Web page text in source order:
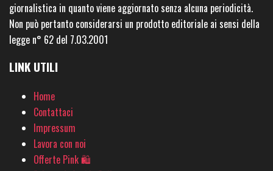
giornalistica in quanto viene aggiornato senza alcuna periodicità.
Non può pertanto considerarsi un prodotto editoriale ai sensi della
legge n° 62 del 7.03.2001
LINK UTILI
Home
Contattaci
Impressum
Lavora con noi
Offerte Pink 🛍